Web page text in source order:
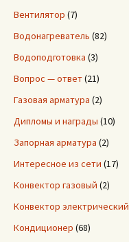
Вентилятор (7)
Водонагреватель (82)
Водоподготовка (3)
Вопрос — ответ(21)
Газовая арматура (2)
Дипломы и награды (10)
Запорная арматура (2)
Интересное из сети (17)
Конвектор газовый (2)
Конвектор электрический
Кондиционер (68)